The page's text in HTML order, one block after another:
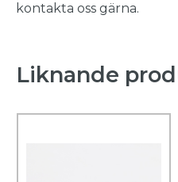
kontakta oss gärna.
Liknande